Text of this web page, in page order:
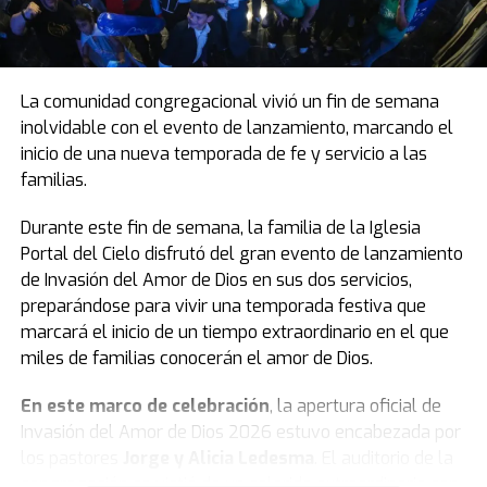
La comunidad congregacional vivió un fin de semana
inolvidable con el evento de lanzamiento, marcando el
inicio de una nueva temporada de fe y servicio a las
familias.
Durante este fin de semana, la familia de la Iglesia
Portal del Cielo disfrutó del gran evento de lanzamiento
de Invasión del Amor de Dios en sus dos servicios,
preparándose para vivir una temporada festiva que
marcará el inicio de un tiempo extraordinario en el que
miles de familias conocerán el amor de Dios.
En este marco de celebración, la apertura oficial de
Invasión del Amor de Dios 2026 estuvo encabezada por